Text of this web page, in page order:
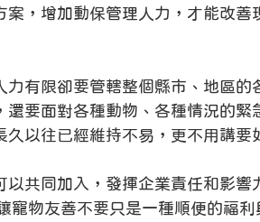
，增加動保管理人力，才能改善
有限卻要管轄整個縣市、地區的
還要面對各種動物、各種情況的緊
以往已經維持不易，更不用講要
以共同加入，發揮企業責任和影響
寵物友善不要只是一種順便的福